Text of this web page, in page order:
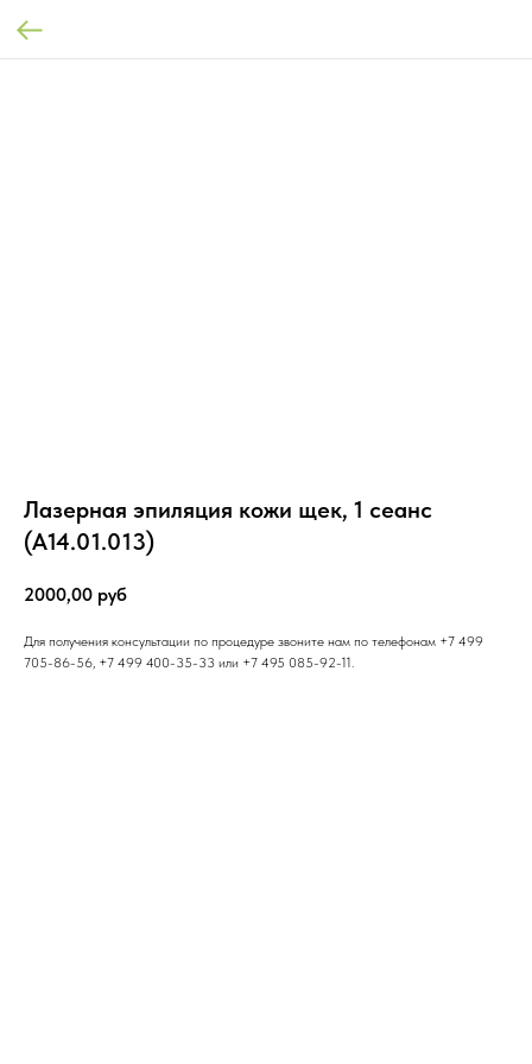
Лазерная эпиляция кожи щек, 1 сеанс
(А14.01.013)
2000,00 руб
Для получения консультации по процедуре звоните нам по телефонам +7 499
705-86-56, +7 499 400-35-33 или +7 495 085-92-11.